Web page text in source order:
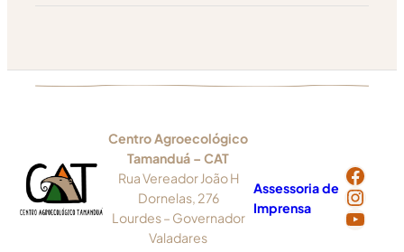
Centro Agroecológico
Tamanduá – CAT
Rua Vereador João H
Dornelas, 276
Lourdes – Governador
Valadares
Assessoria de
Imprensa